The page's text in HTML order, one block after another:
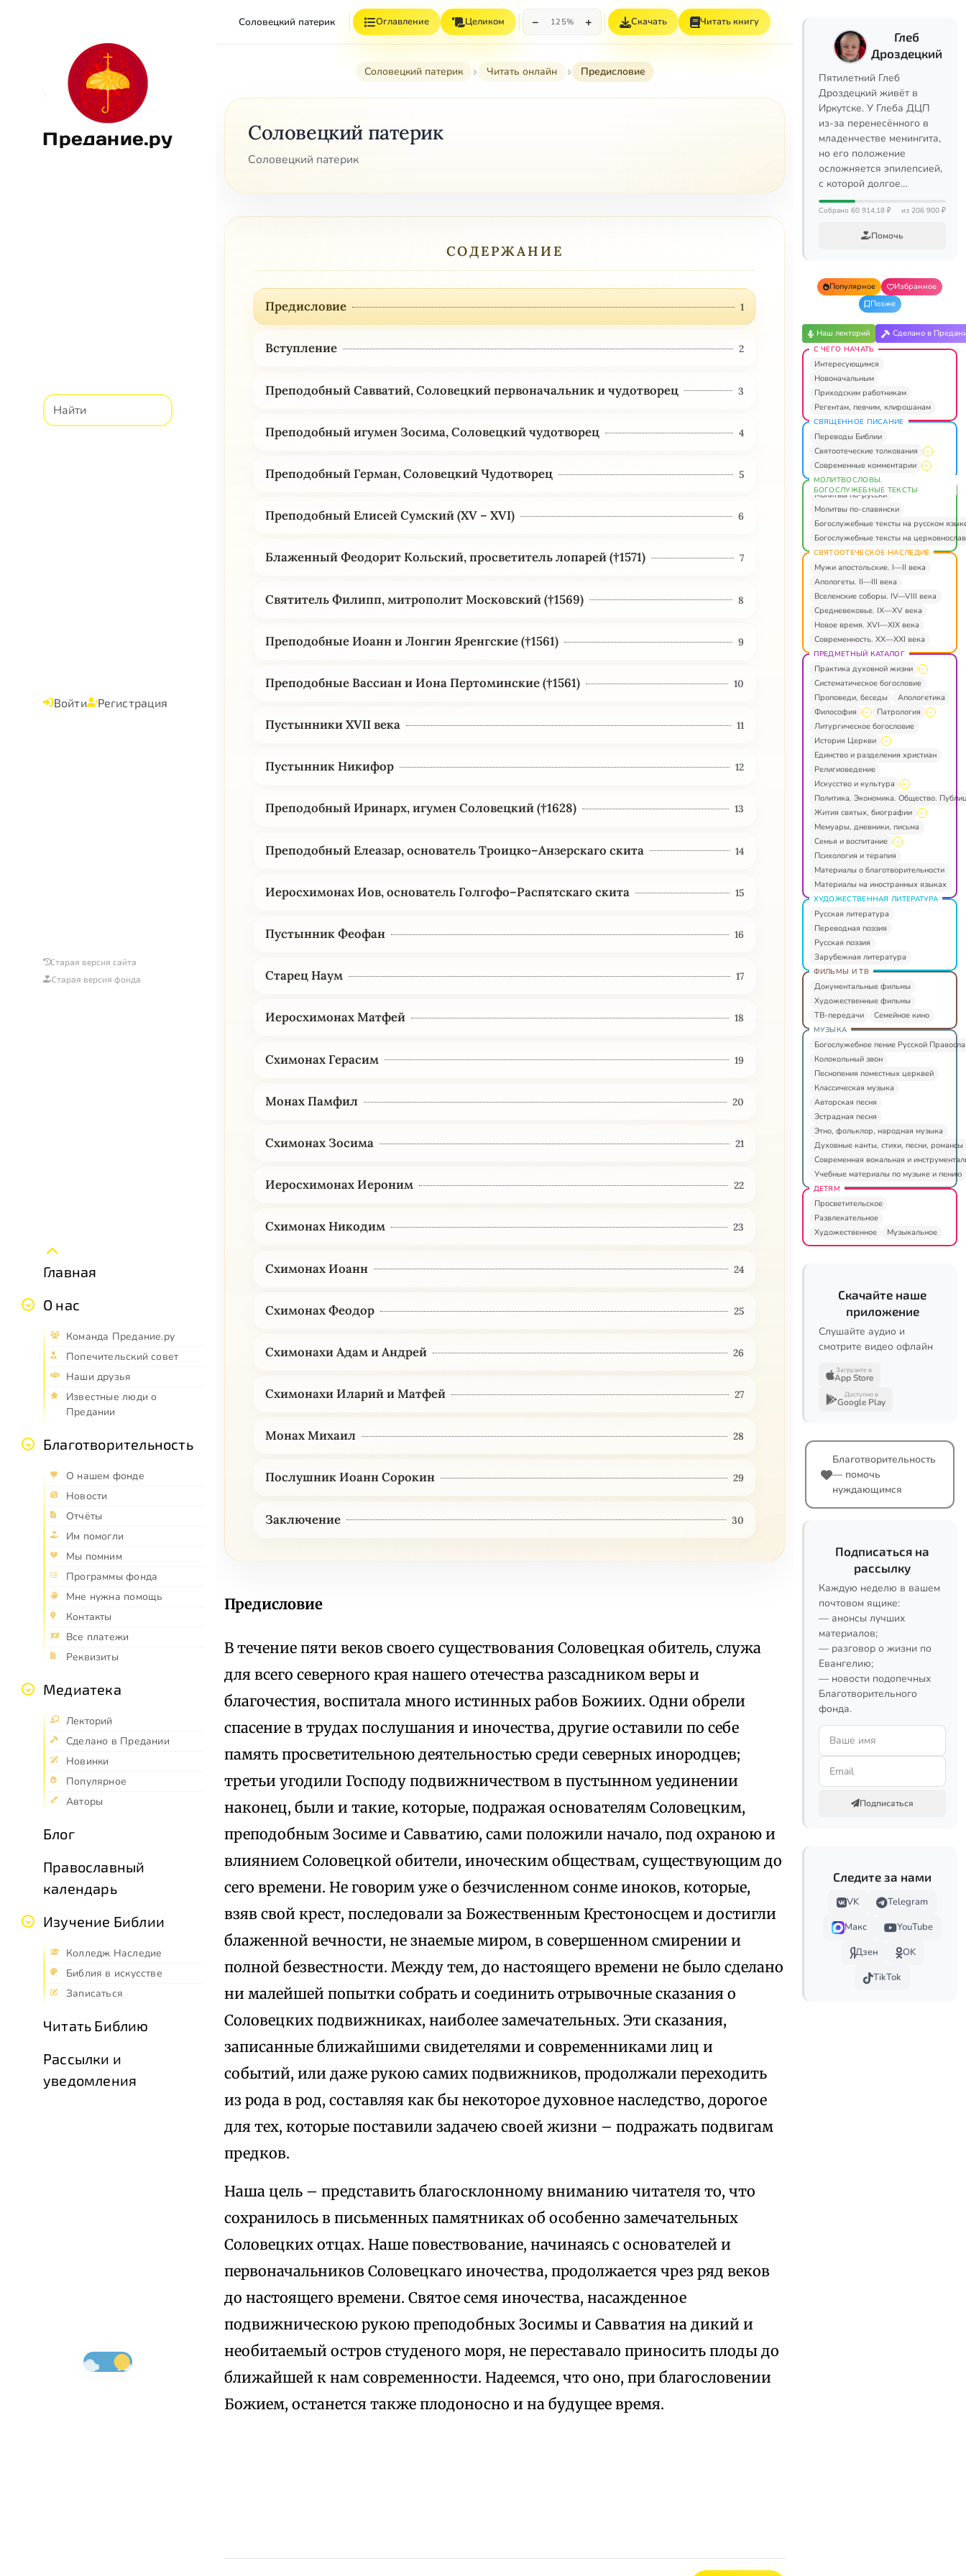
Предание.ру
Войти Регистрация
Старая версия сайта
Старая версия фонда
Главная
О нас
Команда Предание.ру
Попечительский совет
Наши друзья
Известные люди о
Предании
Благотворительность
О нашем фонде
Новости
Отчёты
Им помогли
Мы помним
Программы фонда
Мне нужна помощь
Контакты
Все платежи
Реквизиты
Медиатека
Лекторий
Сделано в Предании
Новинки
Популярное
Авторы
Блог
Православный
календарь
Изучение Библии
Колледж Наследие
Библия в искусстве
Записаться
Читать Библию
Рассылки и
уведомления
Соловецкий патерик Оглавление Целиком − 125% + Скачать Читать книгу
Соловецкий патерик Читать онлайн Предисловие
Соловецкий патерик
Соловецкий патерик
СОДЕРЖАНИЕ
Предисловие 1
Вступление 2
Преподобный Савватий, Соловецкий первоначальник и чудотворец 3
Преподобный игумен Зосима, Соловецкий чудотворец 4
Преподобный Герман, Соловецкий Чудотворец 5
Преподобный Елисей Сумский (XV – XVI) 6
Блаженный Феодорит Кольский, просветитель лопарей (†1571) 7
Святитель Филипп, митрополит Московский (†1569) 8
Преподобные Иоанн и Лонгин Яренгские (†1561) 9
Преподобные Вассиан и Иона Пертоминские (†1561) 10
Пустынники XVII века 11
Пустынник Никифор 12
Преподобный Иринарх, игумен Соловецкий (†1628) 13
Преподобный Елеазар, основатель Троицко–Анзерскаго скита 14
Иеросхимонах Иов, основатель Голгофо–Распятскаго скита 15
Пустынник Феофан 16
Старец Наум 17
Иеросхимонах Матфей 18
Схимонах Герасим 19
Монах Памфил 20
Схимонах Зосима 21
Иеросхимонах Иероним 22
Схимонах Никодим 23
Схимонах Иоанн 24
Схимонах Феодор 25
Схимонахи Адам и Андрей 26
Схимонахи Иларий и Матфей 27
Монах Михаил 28
Послушник Иоанн Сорокин 29
Заключение 30
Предисловие
В течение пяти веков своего существования Соловецкая обитель, служа
для всего северного края нашего отечества разсадником веры и
благочестия, воспитала много истинных рабов Божиих. Одни обрели
спасение в трудах послушания и иночества, другие оставили по себе
память просветительною деятельностью среди северных инородцев;
третьи угодили Господу подвижничеством в пустынном уединении
наконец, были и такие, которые, подражая основателям Соловецким,
преподобным Зосиме и Савватию, сами положили начало, под охраною и
влиянием Соловецкой обители, иноческим обществам, существующим до
сего времени. Не говорим уже о безчисленном сонме иноков, которые,
взяв свой крест, последовали за Божественным Крестоносцем и достигли
блаженной вечности, не знаемые миром, в совершенном смирении и
полной безвестности. Между тем, до настоящего времени не было сделано
ни малейшей попытки собрать и соединить отрывочные сказания о
Соловецких подвижниках, наиболее замечательных. Эти сказания,
записанные ближайшими свидетелями и современниками лиц и
событий, или даже рукою самих подвижников, продолжали переходить
из рода в род, составляя как бы некоторое духовное наследство, дорогое
для тех, которые поставили задачею своей жизни – подражать подвигам
предков.
Наша цель – представить благосклонному вниманию читателя то, что
сохранилось в письменных памятниках об особенно замечательных
Соловецких отцах. Наше повествование, начинаясь с основателей и
первоначальников Соловецкаго иночества, продолжается чрез ряд веков
до настоящего времени. Святое семя иночества, насажденное
подвижническою рукою преподобных Зосимы и Савватия на дикий и
необитаемый остров студеного моря, не переставало приносить плоды до
ближайшей к нам современности. Надеемся, что оно, при благословении
Божием, останется также плодоносно и на будущее время.
Глеб
Дроздецкий
Пятилетний Глеб
Дроздецкий живёт в
Иркутске. У Глеба ДЦП
из-за перенесённого в
младенчестве менингита,
но его положение
осложняется эпилепсией,
с которой долгое…
Собрано 60 914,18 ₽ из 206 900 ₽
Помочь
Популярное
Избранное
Позже
Наш лекторий Сделано в
С ЧЕГО НАЧАТЬ
Интересующимся
Новоначальным
Приходским работникам
Регентам, певчим, клирошанам
СВЯЩЕННОЕ ПИСАНИЕ
Переводы Библии
Святоотеческие толкования
Современные комментарии
МОЛИТВОСЛОВЫ.
БОГОСЛУЖЕБНЫЕ ТЕКСТЫ
Молитвы по-русски
Молитвы по-славянски
Богослужебные тексты на русском
Богослужебные тексты на
СВЯТООТЕЧЕСКОЕ НАСЛЕДИЕ
Мужи апостольские. I—II века
Апологеты. II—III века
Вселенские соборы. IV—VIII века
Средневековье. IX—XV века
Новое время. XVI—XIX века
Современность. XX—XXI века
ПРЕДМЕТНЫЙ КАТАЛОГ
Практика духовной жизни
Систематическое богословие
Проповеди, беседы
Апологетика
Философия
Патрология
Литургическое богословие
История Церкви
Единство и разделения христиан
Религиоведение
Искусство и культура
Политика. Экономика. Общество.
Жития святых, биографии
Мемуары, дневники, письма
Семья и воспитание
Психология и терапия
Материалы о благотворительности
Материалы на иностранных языках
ХУДОЖЕСТВЕННАЯ ЛИТЕРАТУРА
Русская литература
Переводная поэзия
Русская поэзия
Зарубежная литература
ФИЛЬМЫ И ТВ
Документальные фильмы
Художественные фильмы
ТВ-передачи
Семейное кино
МУЗЫКА
Богослужебное пение Русской
Колокольный звон
Песнопения поместных церквей
Классическая музыка
Авторская песня
Эстрадная песня
Этно, фольклор, народная музыка
Духовные канты, стихи, песни, романсы
Современная вокальная и
Учебные материалы по музыке и пению
ДЕТЯМ
Просветительское
Развлекательное
Художественное
Музыкальное
Скачайте наше
приложение
Слушайте аудио и
смотрите видео офлайн
Загрузите в
App Store
Доступно в
Google Play
Благотворительность
— помочь
нуждающимся
Подписаться на
рассылку
Каждую неделю в вашем
почтовом ящике:
— анонсы лучших
материалов;
— разговор о жизни по
Евангелию;
— новости подопечных
Благотворительного
фонда.
Подписаться
Следите за нами
VK
Telegram
Макс
YouTube
Дзен
OK
TikTok